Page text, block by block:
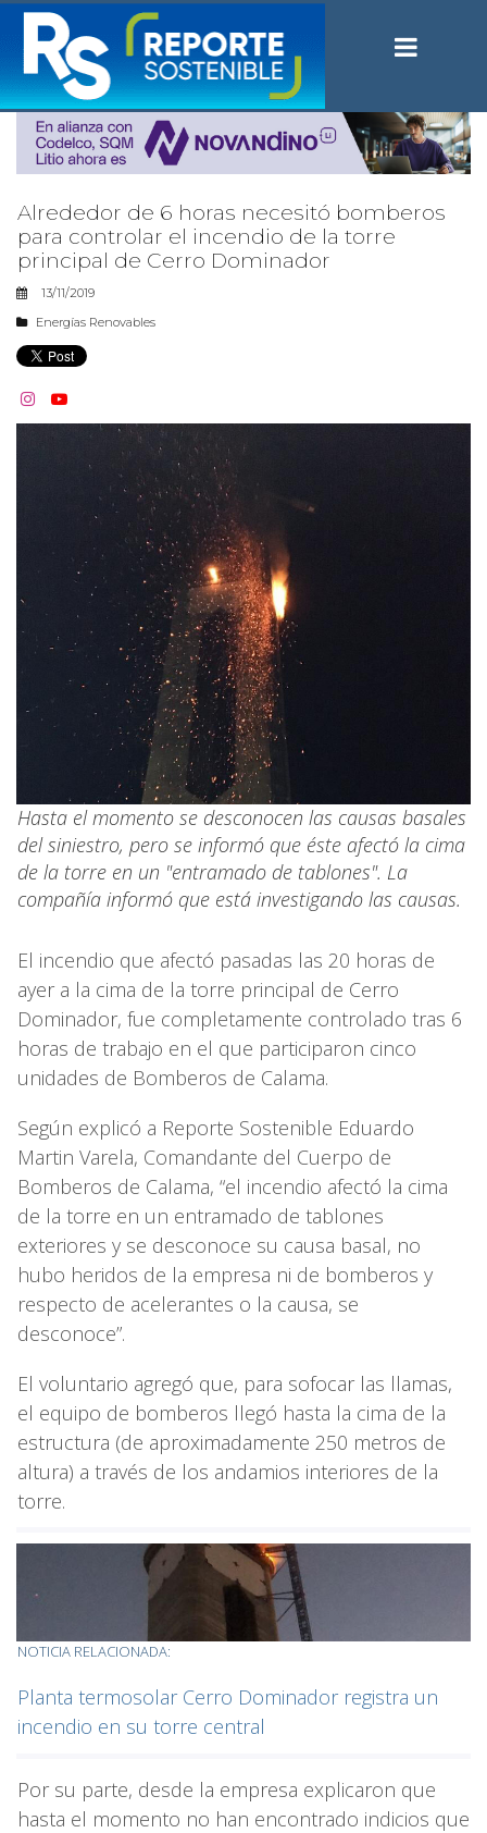
Alrededor de 6 horas necesitó bomberos
para controlar el incendio de la torre
principal de Cerro Dominador
13/11/2019
Energías Renovables
 
Hasta el momento se desconocen las causas basales
del siniestro, pero se informó que éste afectó la cima
de la torre en un "entramado de tablones". La
compañía informó que está investigando las causas.
El incendio que afectó pasadas las 20 horas de
ayer a la cima de la torre principal de Cerro
Dominador, fue completamente controlado tras 6
horas de trabajo en el que participaron cinco
unidades de Bomberos de Calama.
Según explicó a Reporte Sostenible Eduardo
Martin Varela, Comandante del Cuerpo de
Bomberos de Calama, “el incendio afectó la cima
de la torre en un entramado de tablones
exteriores y se desconoce su causa basal, no
hubo heridos de la empresa ni de bomberos y
respecto de acelerantes o la causa, se
desconoce”.
El voluntario agregó que, para sofocar las llamas,
el equipo de bomberos llegó hasta la cima de la
estructura (de aproximadamente 250 metros de
altura) a través de los andamios interiores de la
torre.
NOTICIA RELACIONADA:
Planta termosolar Cerro Dominador registra un
incendio en su torre central
Por su parte, desde la empresa explicaron que
hasta el momento no han encontrado indicios que